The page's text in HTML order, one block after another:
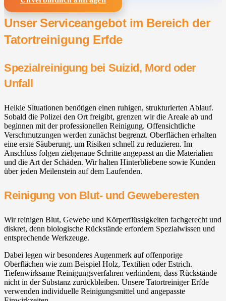
Unser Serviceangebot im Bereich der
Tatortreinigung Erfde
Spezialreinigung bei Suizid, Mord oder
Unfall
Heikle Situationen benötigen einen ruhigen, strukturierten Ablauf.
Sobald die Polizei den Ort freigibt, grenzen wir die Areale ab und
beginnen mit der professionellen Reinigung. Offensichtliche
Verschmutzungen werden zunächst begrenzt. Oberflächen erhalten
eine erste Säuberung, um Risiken schnell zu reduzieren. Im
Anschluss folgen zielgenaue Schritte angepasst an die Materialien
und die Art der Schäden. Wir halten Hinterbliebene sowie Kunden
über jeden Meilenstein auf dem Laufenden.
Reinigung von Blut- und Geweberesten
Wir reinigen Blut, Gewebe und Körperflüssigkeiten fachgerecht und
diskret, denn biologische Rückstände erfordern Spezialwissen und
entsprechende Werkzeuge.
Dabei legen wir besonderes Augenmerk auf offenporige
Oberflächen wie zum Beispiel Holz, Textilien oder Estrich.
Tiefenwirksame Reinigungsverfahren verhindern, dass Rückstände
nicht in der Substanz zurückbleiben. Unsere Tatortreiniger Erfde
verwenden individuelle Reinigungsmittel und angepasste